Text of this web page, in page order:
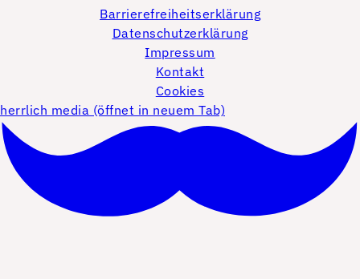
Barrierefreiheitserklärung
Datenschutzerklärung
Impressum
Kontakt
Cookies
herrlich media (öffnet in neuem Tab)